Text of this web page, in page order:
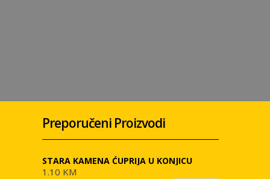
Preporučeni Proizvodi
STARA KAMENA ĆUPRIJA U KONJICU
1.10 KM